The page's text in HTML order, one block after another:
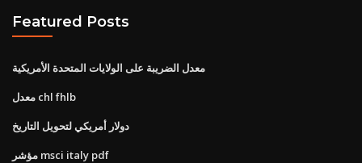
Featured Posts
معدل الضريبة على الولايات المتحدة الأمريكية
معدل chl fhlb
دولار أمريكي لتحويل التاريخ
مؤشر msci italy pdf